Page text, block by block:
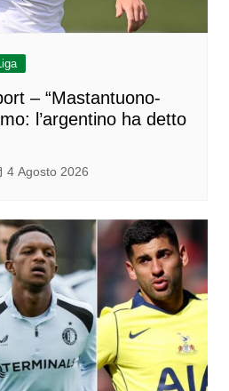
– “Mastantuono-
l’argentino ha detto
4 Agosto 2026